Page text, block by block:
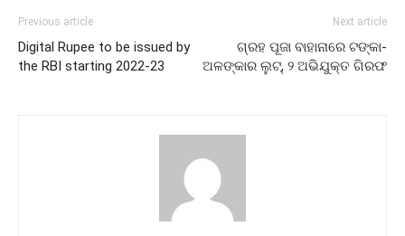
Previous article
Digital Rupee to be issued by
the RBI starting 2022-23
Next article
ଗ୍ରହ ପୂଜା ବାହାନାରେ ଟଙ୍କା-
ଅଳଙ୍କାର ଲୁଟ୍‌, ୨ ଅଭିଯୁକ୍ତ ଗିରଫ